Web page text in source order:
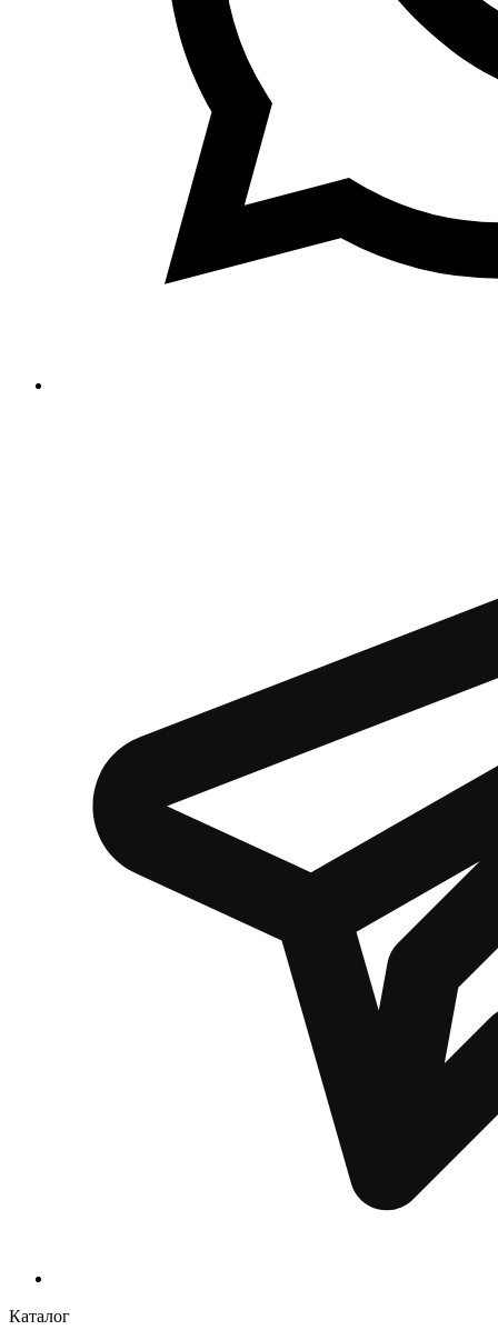
Каталог